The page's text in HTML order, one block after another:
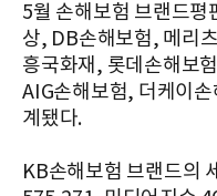
5월 손해보험 브랜드평
상, DB손해보험, 메리
흥국화재, 롯데손해보
AIG손해보험, 더케이
계됐다.
KB손해보험 브랜드의